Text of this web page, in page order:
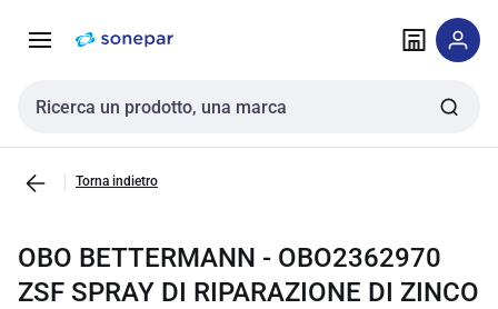
navigazione alla
Cerca input
Torna indietro
OBO BETTERMANN - OBO2362970
ZSF SPRAY DI RIPARAZIONE DI ZINCO